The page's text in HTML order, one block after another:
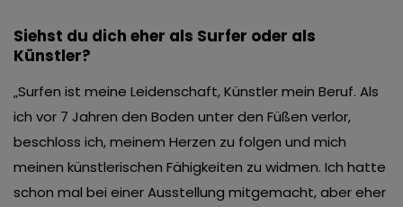
Siehst du dich eher als Surfer oder als
Künstler?
„Surfen ist meine Leidenschaft, Künstler mein Beruf. Als
ich vor 7 Jahren den Boden unter den Füßen verlor,
beschloss ich, meinem Herzen zu folgen und mich
meinen künstlerischen Fähigkeiten zu widmen. Ich hatte
schon mal bei einer Ausstellung mitgemacht, aber eher